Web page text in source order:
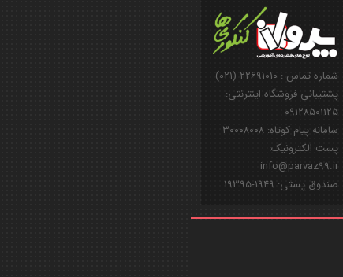
شماره تماس : ۲۲۶۹۱۰۱۰-(۰۲۱)
پشتیبانی فروشگاه اینترنتی:
۰۹۱۲۸۵۰۱۱۲۵
سامانه پیام کوتاه: ۳۰۰۰۸۰۰۸
پست الکترونیک:
info@parvaz99.ir
صندوق پستی: ۱۹۴۹-۱۹۳۹۵